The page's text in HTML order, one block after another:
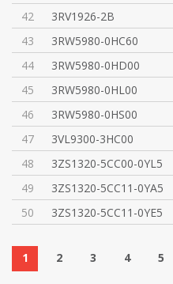
42
3RV1926-2B
43
3RW5980-0HC60
44
3RW5980-0HD00
45
3RW5980-0HL00
46
3RW5980-0HS00
47
3VL9300-3HC00
48
3ZS1320-5CC00-0YL5
49
3ZS1320-5CC11-0YA5
50
3ZS1320-5CC11-0YE5
1 2 3 4 5